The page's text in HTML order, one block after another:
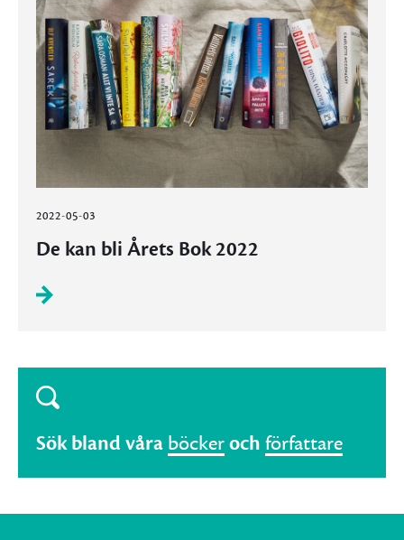
2022-05-03
De kan bli Årets Bok 2022
Sök bland våra böckeroch författare